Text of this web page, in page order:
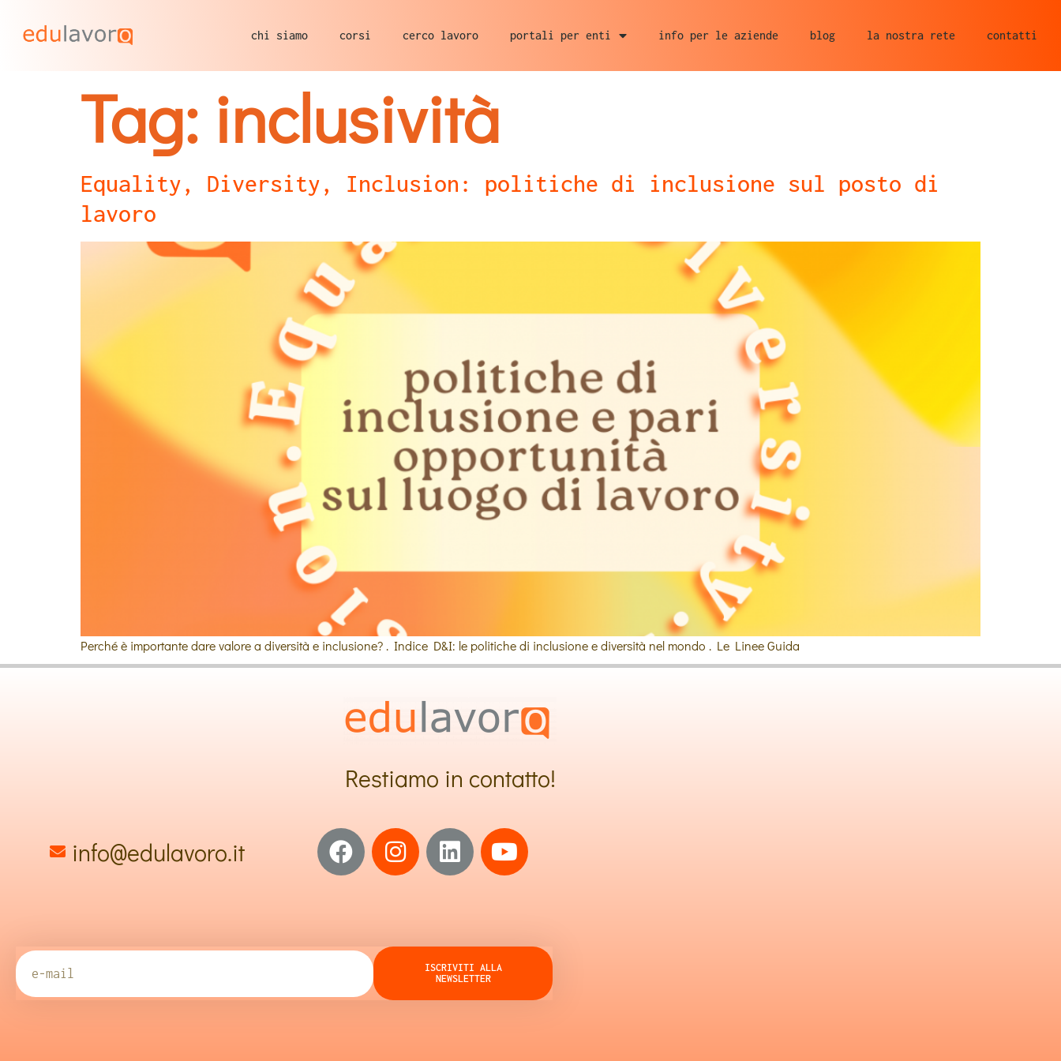
chi siamo corsi cerco lavoro portali per enti info per le aziende blog la nostra rete contatti
Tag: inclusività
Equality, Diversity, Inclusion: politiche di inclusione sul posto di
lavoro
Perché è importante dare valore a diversità e inclusione? . Indice D&I: le politiche di inclusione e diversità nel mondo . Le Linee Guida
Restiamo in contatto!
info@edulavoro.it
ISCRIVITI ALLA
NEWSLETTER